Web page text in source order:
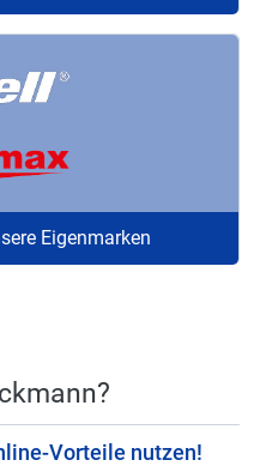
Eigenmarken
Vorteile nutzen!